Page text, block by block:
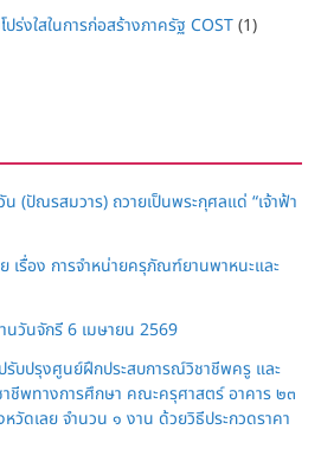
ร่งใสในการก่อสร้างภาครัฐ COST(1)
(ปัณรสมวาร) ถวายเป็นพระกุศลแด่ “เจ้าฟ้า
เรื่อง การจำหน่ายครุภัณฑ์ยานพาหนะและ
นวันจักรี 6 เมษายน 2569
รับปรุงศูนย์ฝึกประสบการณ์วิชาชีพครู และ
าชีพทางการศึกษา คณะครุศาสตร์ อาคาร ๒๓
หวัดเลย จำนวน ๑ งาน ด้วยวิธีประกวดราคา